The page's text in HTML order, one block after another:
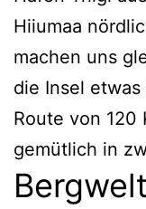
Hiiumaa
machen uns
die Insel
Route von
gemütlich in